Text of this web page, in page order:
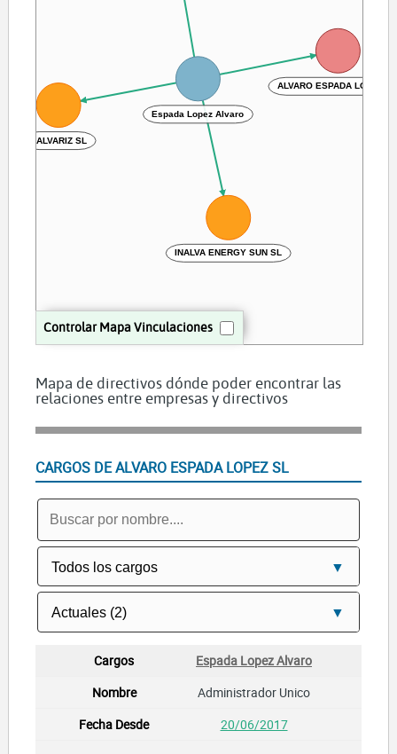
Controlar Mapa Vinculaciones
ALVARO ESPADA LOPEZ
Espada Lopez Alvaro
INALVA ENERGY SUN SL
DALVARIZ SL
Mapa de directivos dónde poder encontrar las
relaciones entre empresas y directivos
CARGOS DE ALVARO ESPADA LOPEZ SL
Espada Lopez Alvaro
Administrador Unico
20/06/2017